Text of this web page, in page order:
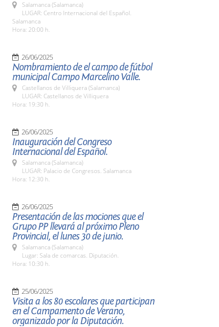
Salamanca (Salamanca)
LUGAR: Centro Internacional del Español.
Salamanca
Hora: 20:00 h.
26/06/2025
Nombramiento de el campo de fútbol
municipal Campo Marcelino Valle.
Castellanos de Villiquera (Salamanca)
LUGAR: Castellanos de Villiquera
Hora: 19:30 h.
26/06/2025
Inauguración del Congreso
Internacional del Español.
Salamanca (Salamanca)
LUGAR: Palacio de Congresos. Salamanca
Hora: 12:30 h.
26/06/2025
Presentación de las mociones que el
Grupo PP llevará al próximo Pleno
Provincial, el lunes 30 de junio.
Salamanca (Salamanca)
Lugar: Sala de comarcas. Diputación.
Hora: 10:30 h.
25/06/2025
Visita a los 80 escolares que participan
en el Campamento de Verano,
organizado por la Diputación.